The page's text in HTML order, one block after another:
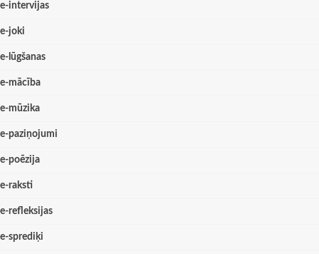
e-intervijas
e-joki
e-lūgšanas
e-mācība
e-mūzika
e-paziņojumi
e-poēzija
e-raksti
e-refleksijas
e-sprediķi